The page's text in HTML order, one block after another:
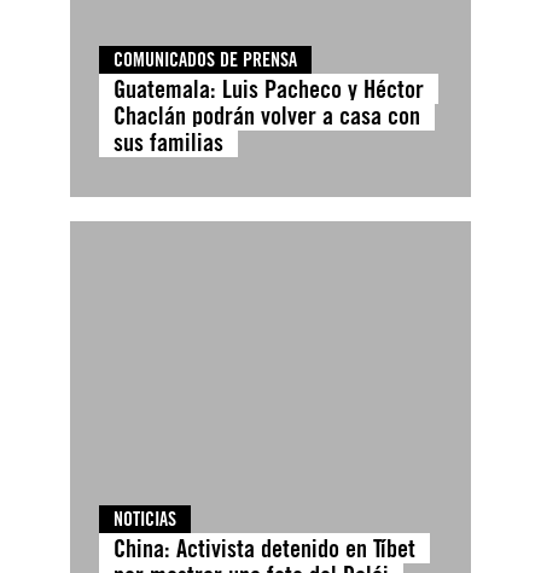
COMUNICADOS DE PRENSA
Guatemala: Luis Pacheco y Héctor
Chaclán podrán volver a casa con
sus familias
NOTICIAS
China: Activista detenido en Tíbet